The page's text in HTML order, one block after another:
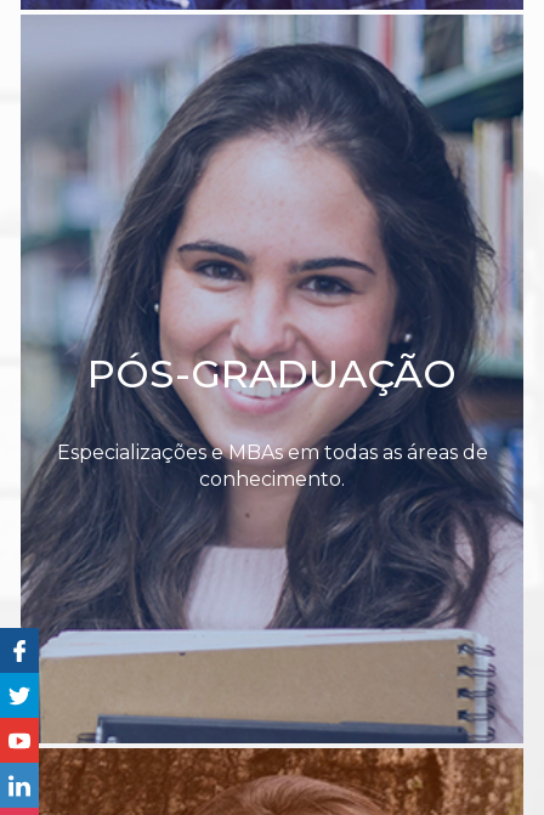
PÓS-GRADUAÇÃO
Especializações e MBAs em todas as áreas de
conhecimento.